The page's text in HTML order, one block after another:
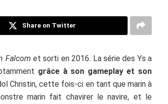
Share on Twitter
Falcom et sorti en 2016. La série des Ys a
grâce à son gameplay et son
Christin, cette fois-ci en tant que marin à
marin fait chavirer le navire, et le